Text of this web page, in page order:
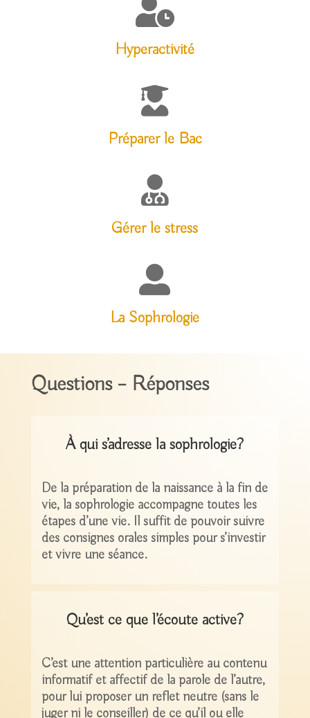

Hyperactivité

Préparer le Bac

Gérer le stress

La Sophrologie
Questions – Réponses
À qui s’adresse la sophrologie?
De la préparation de la naissance à la fin de
vie, la sophrologie accompagne toutes les
étapes d’une vie. Il suffit de pouvoir suivre
des consignes orales simples pour s’investir
et vivre une séance.
Qu’est ce que l’écoute active?
C’est une attention particulière au contenu
informatif et affectif de la parole de l’autre,
pour lui proposer un reflet neutre (sans le
juger ni le conseiller) de ce qu’il ou elle